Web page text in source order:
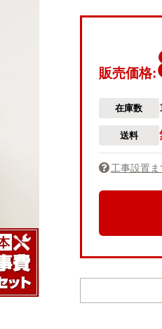
販売価格:
在庫数
送料
工事設置